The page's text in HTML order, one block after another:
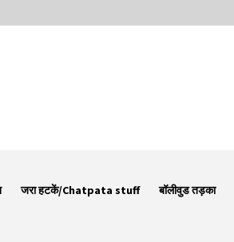
जरा हटकें/Chatpata stuff बॉलीवुड तड़का